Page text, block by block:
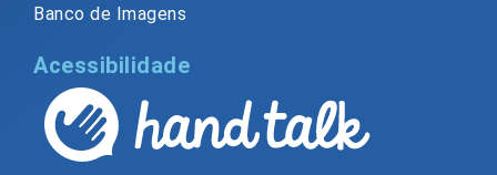
Banco de Imagens
Acessibilidade